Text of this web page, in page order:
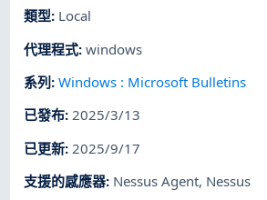
類型: Local
代理程式:windows
系列 :Windows : Microsoft Bulletins
已發布:2025/3/13
已更新: 2025/9/17
支援的感應器: Nessus Agent, Nessus